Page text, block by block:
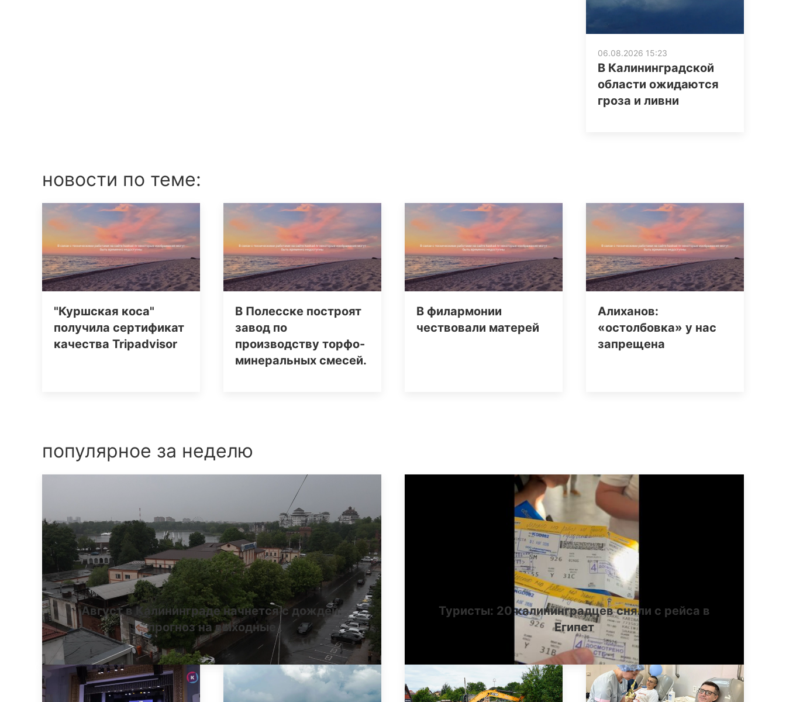
06.08.2026 15:23
В Калининградской
области ожидаются
гроза и ливни
новости по теме:
"Куршская коса"
получила сертификат
качества Tripаdvisor
В Полесске построят
завод по
производству торфо-
минеральных смесей.
В филармонии
чествовали матерей
Алиханов:
«остолбовка» у нас
запрещена
популярное за неделю
Август в Калининграде начнется с дождей:
прогноз на выходные
Туристы: 20 калининградцев сняли с рейса в
Египет